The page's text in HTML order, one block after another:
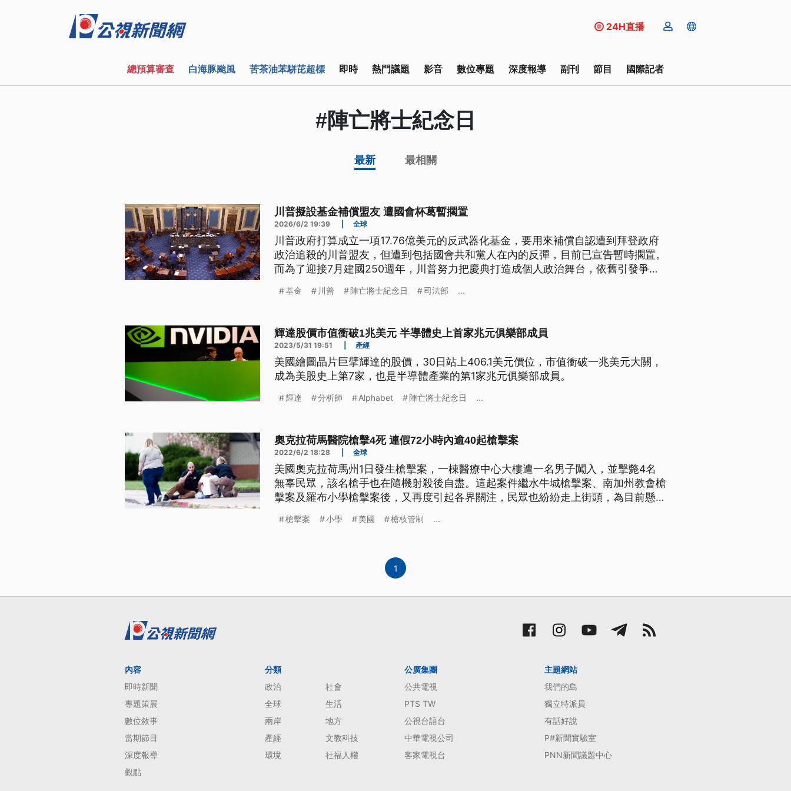
24H直播
總預算審查 白海豚颱風 苦茶油苯駢芘超標 即時 熱門議題 影音 數位專題 深度報導 副刊 節目 國際記者
#陣亡將士紀念日
最新 最相關
川普擬設基金補償盟友 遭國會杯葛暫擱置
2026/6/2 19:39 全球
川普政府打算成立一項17.76億美元的反武器化基金，要用來補償自認遭到拜登政府
政治追殺的川普盟友，但遭到包括國會共和黨人在內的反彈，目前已宣告暫時擱置。
而為了迎接7月建國250週年，川普努力把慶典打造成個人政治舞台，依舊引發爭
基金 川普 陣亡將士紀念日 司法部 ...
輝達股價市值衝破1兆美元 半導體史上首家兆元俱樂部成員
2023/5/31 19:51 產經
美國繪圖晶片巨擘輝達的股價，30日站上406.1美元價位，市值衝破一兆美元大關，
成為美股史上第7家，也是半導體產業的第1家兆元俱樂部成員。
輝達 分析師 Alphabet 陣亡將士紀念日 ...
奧克拉荷馬醫院槍擊4死 連假72小時內逾40起槍擊案
2022/6/2 18:28 全球
美國奧克拉荷馬州1日發生槍擊案，一棟醫療中心大樓遭一名男子闖入，並擊斃4名
無辜民眾，該名槍手也在隨機射殺後自盡。這起案件繼水牛城槍擊案、南加州教會槍
擊案及羅布小學槍擊案後，又再度引起各界關注，民眾也紛紛走上街頭，為目前懸而
槍擊案 小學 美國 槍枝管制 ...
1
內容
即時新聞
專題策展
數位敘事
當期節目
深度報導
觀點
分類
政治
社會
全球
生活
兩岸
地方
產經
文教科技
環境
社福人權
公廣集團
公共電視
PTS TW
公視台語台
中華電視公司
客家電視台
主題網站
我們的島
獨立特派員
有話好說
P#新聞實驗室
PNN新聞議題中心